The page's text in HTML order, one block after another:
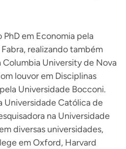
em Economia pela
realizando também
University de Nova
louvor em Disciplinas
Universidade Bocconi.
Universidade Católica de
na Universidade
diversas universidades,
em Oxford, Harvard